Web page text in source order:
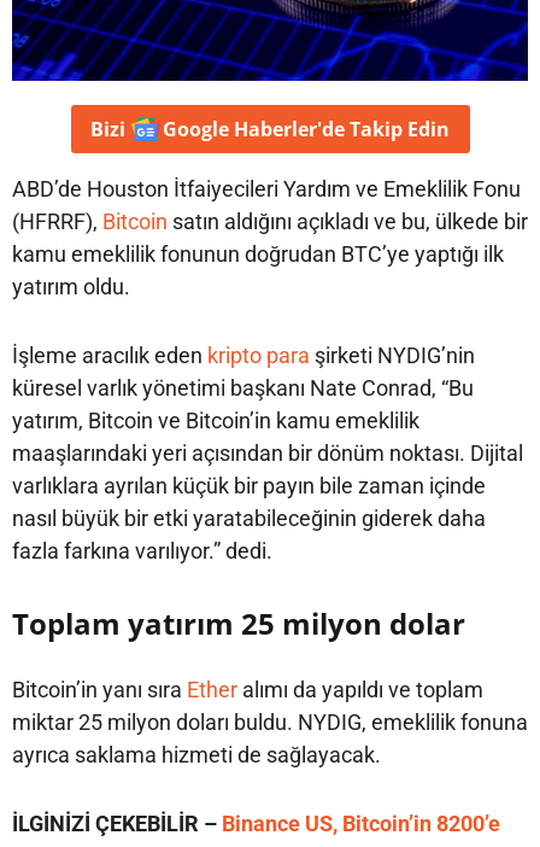
Bizi Google Haberler'deTakip Edin
ABD’de Houston İtfaiyecileri Yardım ve Emeklilik Fonu
(HFRRF), Bitcoin satın aldığını açıkladı ve bu, ülkede bir
kamu emeklilik fonunun doğrudan BTC’ye yaptığı ilk
yatırım oldu.
İşleme aracılık eden kripto para şirketi NYDIG’nin
küresel varlık yönetimi başkanı Nate Conrad, “Bu
yatırım, Bitcoin ve Bitcoin’in kamu emeklilik
maaşlarındaki yeri açısından bir dönüm noktası. Dijital
varlıklara ayrılan küçük bir payın bile zaman içinde
nasıl büyük bir etki yaratabileceğinin giderek daha
fazla farkına varılıyor.” dedi.
Toplam yatırım 25 milyon dolar
Bitcoin’in yanı sıra Ether alımı da yapıldı ve toplam
miktar 25 milyon doları buldu. NYDIG, emeklilik fonuna
ayrıca saklama hizmeti de sağlayacak.
İLGİNİZİ ÇEKEBİLİR – Binance US, Bitcoin’in 8200’e